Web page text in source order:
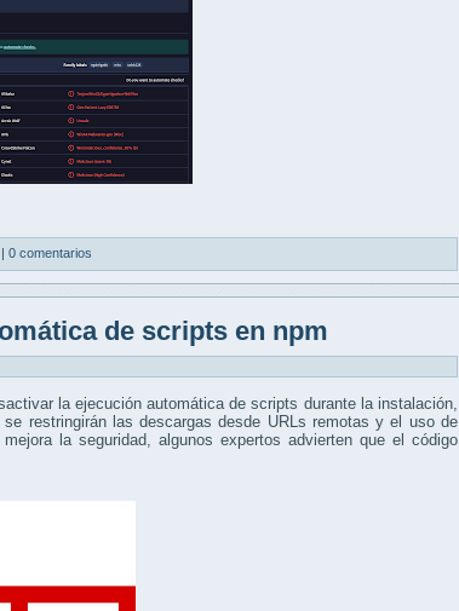
| 0 comentarios
de scripts en npm
la ejecución automática de scripts durante la instalación,
restringirán las descargas desde URLs remotas y el uso de
la seguridad, algunos expertos advierten que el código